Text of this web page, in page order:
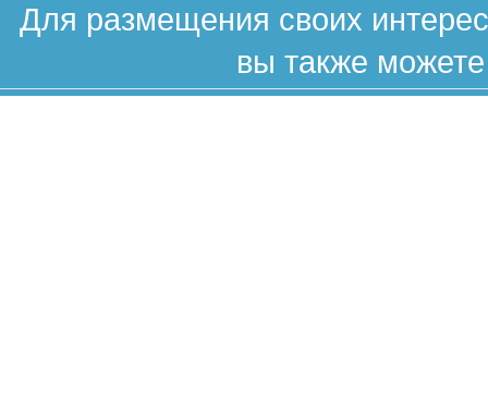
Для размещения своих
вы также